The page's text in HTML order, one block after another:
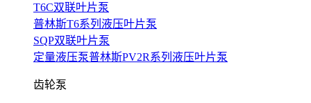
T6C双联叶片泵
普林斯T6系列液压叶片泵
SQP双联叶片泵
定量液压泵普林斯PV2R系列液压叶片泵
齿轮泵